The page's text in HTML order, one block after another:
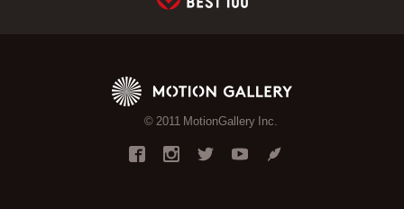
© 2011 MotionGallery Inc.